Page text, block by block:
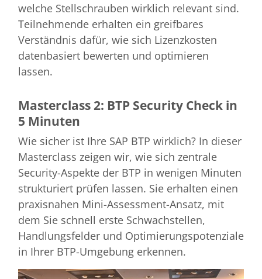
welche Stellschrauben wirklich relevant sind.
Teilnehmende erhalten ein greifbares
Verständnis dafür, wie sich Lizenzkosten
datenbasiert bewerten und optimieren
lassen.
Masterclass 2: BTP Security Check in
5 Minuten
Wie sicher ist Ihre SAP BTP wirklich? In dieser
Masterclass zeigen wir, wie sich zentrale
Security-Aspekte der BTP in wenigen Minuten
strukturiert prüfen lassen. Sie erhalten einen
praxisnahen Mini-Assessment-Ansatz, mit
dem Sie schnell erste Schwachstellen,
Handlungsfelder und Optimierungspotenziale
in Ihrer BTP-Umgebung erkennen.